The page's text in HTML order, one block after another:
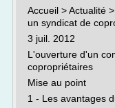
Accueil > Actualité
un syndicat de
3 juil. 2012
L'ouverture d'un
copropriétaires
Mise au point
1 - Les avantages